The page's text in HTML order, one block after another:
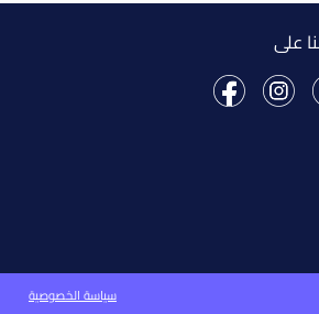
على
سياسة الخصوصية